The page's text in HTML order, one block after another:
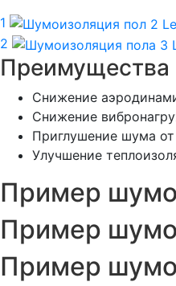
1
2
Преимущества
Снижение
Снижение
Приглушение шума
Улучшение
Пример
Пример
Пример